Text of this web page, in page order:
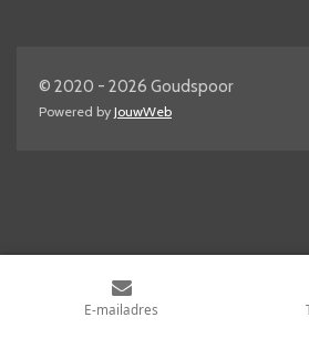
© 2020 - 2026 Goudspoor
Powered by JouwWeb
E-mailadres